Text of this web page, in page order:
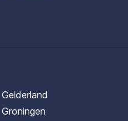
Gelderland
Groningen